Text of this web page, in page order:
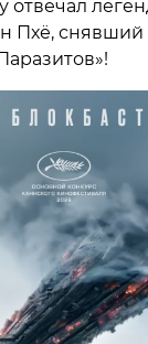
отвечал
Пхё, снявший